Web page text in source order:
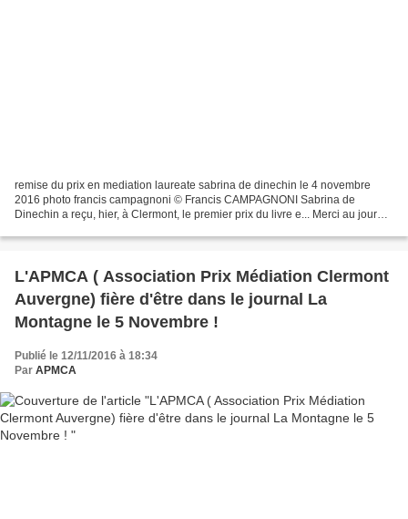
remise du prix en mediation laureate sabrina de dinechin le 4 novembre
2016 photo francis campagnoni © Francis CAMPAGNONI Sabrina de
Dinechin a reçu, hier, à Clermont, le premier prix du livre e... Merci au journal
L'APMCA ( Association Prix Médiation Clermont
Auvergne) fière d'être dans le journal La
Montagne le 5 Novembre !
Publié le 12/11/2016 à 18:34
Par APMCA